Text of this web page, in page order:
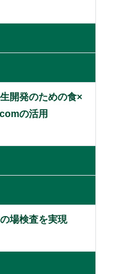
開発のための食×
の活用
場検査を実現